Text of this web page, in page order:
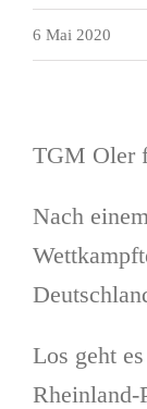
6 Mai 2020
TGM Oler
Nach
Los geht
Rheinland-